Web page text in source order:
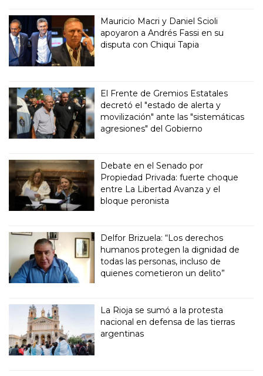
Mauricio Macri y Daniel Scioli
apoyaron a Andrés Fassi en su
disputa con Chiqui Tapia
El Frente de Gremios Estatales
decretó el "estado de alerta y
movilización" ante las "sistemáticas
agresiones" del Gobierno
Debate en el Senado por
Propiedad Privada: fuerte choque
entre La Libertad Avanza y el
bloque peronista
Delfor Brizuela: “Los derechos
humanos protegen la dignidad de
todas las personas, incluso de
quienes cometieron un delito”
La Rioja se sumó a la protesta
nacional en defensa de las tierras
argentinas